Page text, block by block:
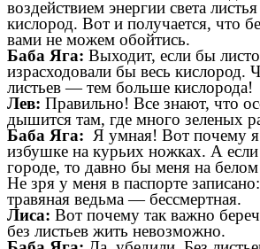
воздействием энергии света
кислород. Вот и получается, что
вами не можем обойтись.
Баба Яга: Выходит, если бы
израсходовали бы весь кислород.
листьев—тем больше кислорода!
Лев: Правильно! Все знают, что
дышится там, где много зеленых
Баба Яга: Я умная! Вот почему я
избушке на курьих ножках. А
городе, то давно бы меня на
Не зря у меня в паспорте
травяная ведьма—бессмертная.
Лиса: Вот почему так важно
без листьев жить невозможно.